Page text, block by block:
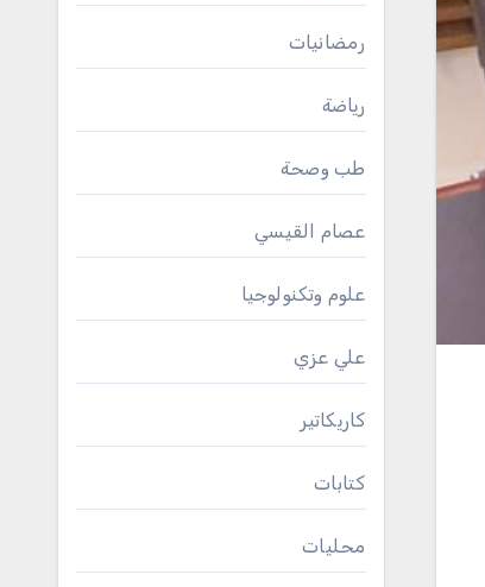
رمضانيات
رياضة
طب وصحة
عصام القيسي
علوم وتكنولوجيا
علي عزي
كاريكاتير
كتابات
محليات